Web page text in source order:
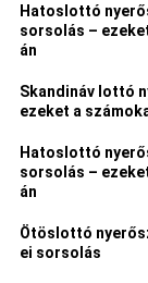
Hatoslottó
sorsolás –
án
Skandináv lottó
ezeket a
Hatoslottó
sorsolás –
án
Ötöslottó
ei sorsolás